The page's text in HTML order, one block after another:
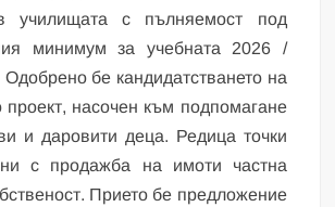
училищата с пълняемост под
минимум за учебната 2026 /
Одобрено бе кандидатстването на
насочен към подпомагане
и даровити деца. Редица точки
с продажба на имоти частна
Прието бе предложение